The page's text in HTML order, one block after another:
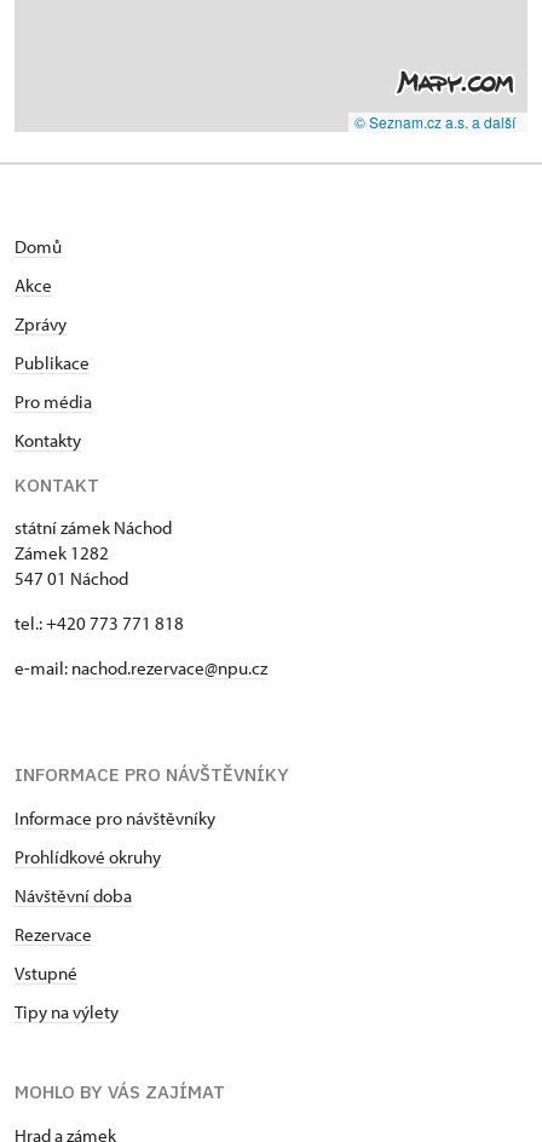
© Seznam.cz a.s. a další
Domů
Akce
Zprávy
Publikace
Pro média
Kontakty
KONTAKT
státní zámek Náchod
Zámek 1282
547 01 Náchod
tel.: +420 773 771 818
e-mail: nachod.rezervace@npu.cz
INFORMACE PRO NÁVŠTĚVNÍKY
Informace pro návštěvníky
Prohlídkové okruhy
Návštěvní doba
Rezervace
Vstupné
Tipy na výlety
MOHLO BY VÁS ZAJÍMAT
Hrad a zámek